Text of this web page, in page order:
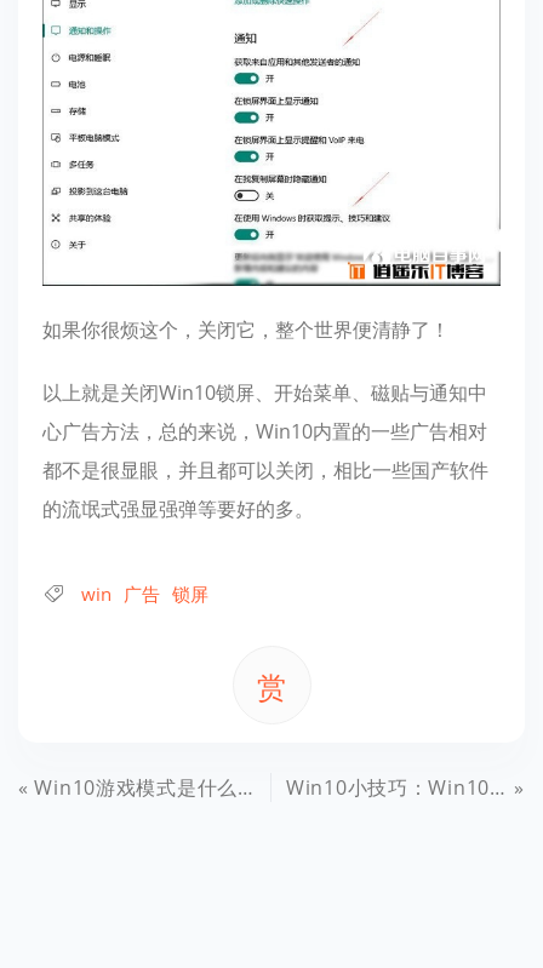
如果你很烦这个，关闭它，整个世界便清静了！
以上就是关闭Win10锁屏、开始菜单、磁贴与通知中
心广告方法，总的来说，Win10内置的一些广告相对
都不是很显眼，并且都可以关闭，相比一些国产软件
的流氓式强显强弹等要好的多。
win 广告 锁屏
赏
Win10游戏模式是什么？Wn10游戏模式开启设置教程 Win10小技巧：Win10竟然可以这样关机